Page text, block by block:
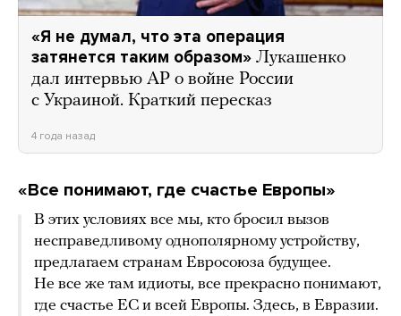
«Я не думал, что эта операция
затянется таким образом» Лукашенко
дал интервью AP о войне России
с Украиной. Краткий пересказ
4 года назад
«Все понимают, где счастье Европы»
В этих условиях все мы, кто бросил вызов
несправедливому однополярному устройству,
предлагаем странам Евросоюза будущее.
Не все же там идиоты, все прекрасно понимают,
где счастье ЕС и всей Европы. Здесь, в Евразии.